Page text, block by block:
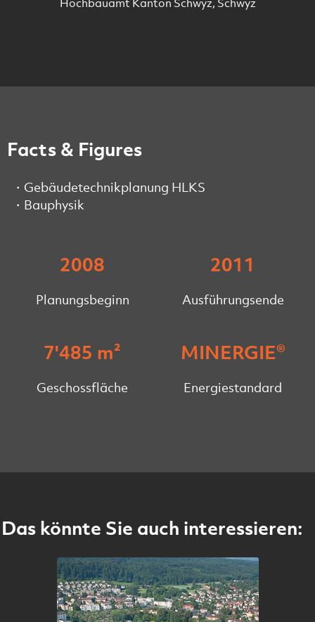
Hochbauamt Kanton Schwyz, Schwyz
Facts & Figures
Gebäudetechnikplanung HLKS
Bauphysik
2008
Planungsbeginn
2011
Ausführungsende
7'485 m²
Geschossfläche
MINERGIE®
Energiestandard
Das könnte Sie auch interessieren: